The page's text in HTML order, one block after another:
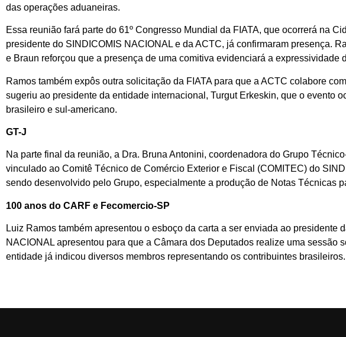
das operações aduaneiras.
Essa reunião fará parte do 61º Congresso Mundial da FIATA, que ocorrerá na
presidente do SINDICOMIS NACIONAL e da ACTC, já confirmaram presença.
e Braun reforçou que a presença de uma comitiva evidenciará a
Ramos também expôs outra solicitação da FIATA para que a ACTC colabore
sugeriu ao presidente da entidade internacional, Turgut Erkeskin, que o evento
brasileiro e sul-americano.
GT-J
Na parte final da reunião, a Dra. Bruna Antonini, coordenadora do Grupo
vinculado ao Comitê Técnico de Comércio Exterior e Fiscal (COMITEC) do
sendo desenvolvido pelo Grupo, especialmente a produção de Notas Técnicas
100 anos do CARF e Fecomercio-SP
Luiz Ramos também apresentou o esboço da carta a ser enviada ao presidente
NACIONAL apresentou para que a Câmara dos Deputados realize uma
entidade já indicou diversos membros representando os contribuintes brasileiros.